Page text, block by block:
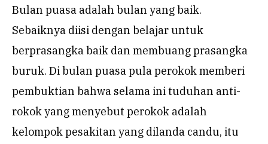
Bulan puasa adalah bulan yang baik.
Sebaiknya diisi dengan belajar untuk
berprasangka baik dan membuang prasangka
buruk. Di bulan puasa pula perokok memberi
pembuktian bahwa selama ini tuduhan anti-
rokok yang menyebut perokok adalah
kelompok pesakitan yang dilanda candu, itu